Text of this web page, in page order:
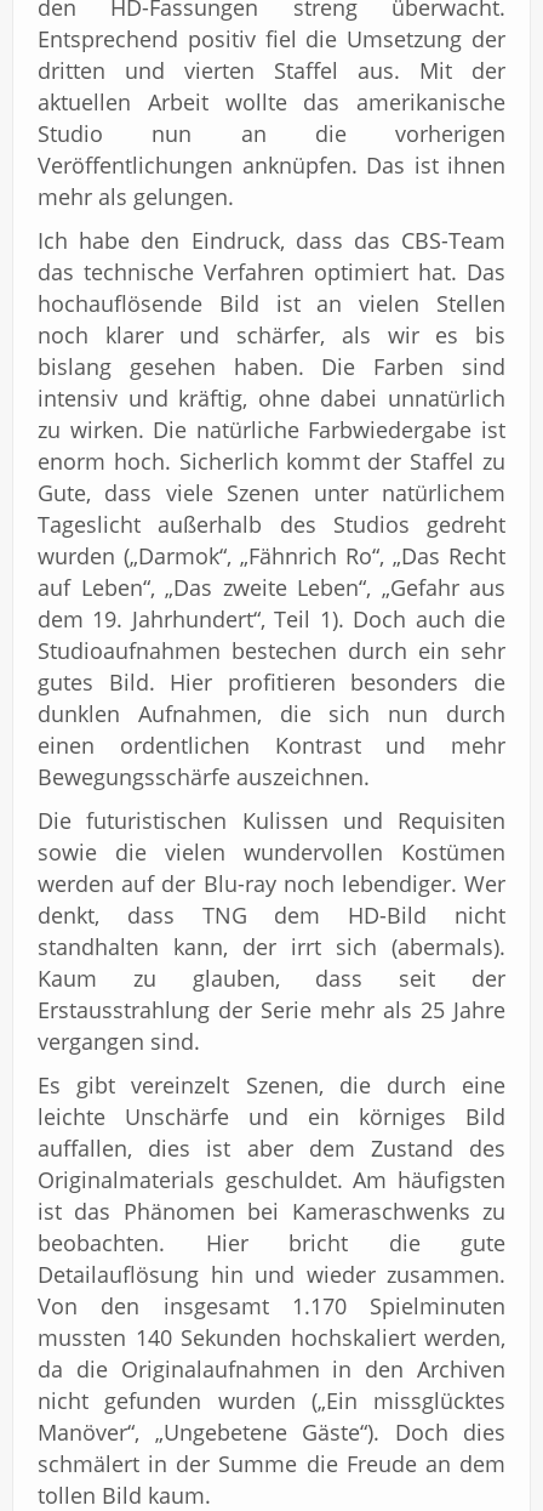
den HD-Fassungen streng überwacht.
Entsprechend positiv fiel die Umsetzung der
dritten und vierten Staffel aus. Mit der
aktuellen Arbeit wollte das amerikanische
Studio nun an die vorherigen
Veröffentlichungen anknüpfen. Das ist ihnen
mehr als gelungen.
Ich habe den Eindruck, dass das CBS-Team
das technische Verfahren optimiert hat. Das
hochauflösende Bild ist an vielen Stellen
noch klarer und schärfer, als wir es bis
bislang gesehen haben. Die Farben sind
intensiv und kräftig, ohne dabei unnatürlich
zu wirken. Die natürliche Farbwiedergabe ist
enorm hoch. Sicherlich kommt der Staffel zu
Gute, dass viele Szenen unter natürlichem
Tageslicht außerhalb des Studios gedreht
wurden („Darmok“, „Fähnrich Ro“, „Das Recht
auf Leben“, „Das zweite Leben“, „Gefahr aus
dem 19. Jahrhundert“, Teil 1). Doch auch die
Studioaufnahmen bestechen durch ein sehr
gutes Bild. Hier profitieren besonders die
dunklen Aufnahmen, die sich nun durch
einen ordentlichen Kontrast und mehr
Bewegungsschärfe auszeichnen.
Die futuristischen Kulissen und Requisiten
sowie die vielen wundervollen Kostümen
werden auf der Blu-ray noch lebendiger. Wer
denkt, dass TNG dem HD-Bild nicht
standhalten kann, der irrt sich (abermals).
Kaum zu glauben, dass seit der
Erstausstrahlung der Serie mehr als 25 Jahre
vergangen sind.
Es gibt vereinzelt Szenen, die durch eine
leichte Unschärfe und ein körniges Bild
auffallen, dies ist aber dem Zustand des
Originalmaterials geschuldet. Am häufigsten
ist das Phänomen bei Kameraschwenks zu
beobachten. Hier bricht die gute
Detailauflösung hin und wieder zusammen.
Von den insgesamt 1.170 Spielminuten
mussten 140 Sekunden hochskaliert werden,
da die Originalaufnahmen in den Archiven
nicht gefunden wurden („Ein missglücktes
Manöver“, „Ungebetene Gäste“). Doch dies
schmälert in der Summe die Freude an dem
tollen Bild kaum.